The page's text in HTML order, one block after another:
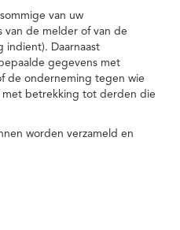
van uw
van de melder of van de
indient). Daarnaast
gegevens met
de onderneming tegen wie
betrekking tot derden die
worden verzameld en